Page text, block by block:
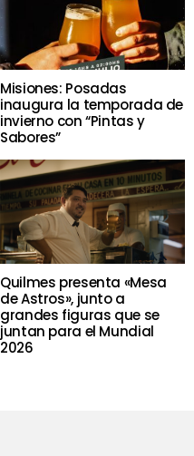
Misiones: Posadas
inaugura la temporada de
invierno con “Pintas y
Sabores”
Quilmes presenta «Mesa
de Astros», junto a
grandes figuras que se
juntan para el Mundial
2026